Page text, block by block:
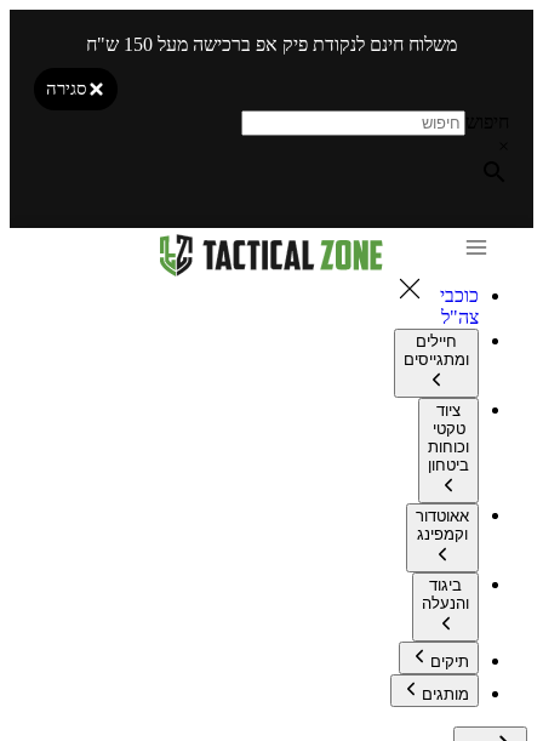
משלוח חינם לנקודת פיק אפ ברכישה מעל 150 ש"ח
סגירה
כוכבי
צה"ל
חיילים
ומתגייסים
ציוד
טקטי
וכוחות
ביטחון
אאוטדור
וקמפינג
ביגוד
והנעלה
תיקים
מותגים